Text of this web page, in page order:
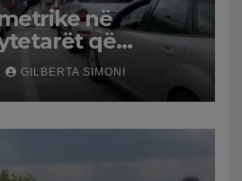
në
që
Shqipëri
temperatura të
punon me
GILBERTA SIMONI